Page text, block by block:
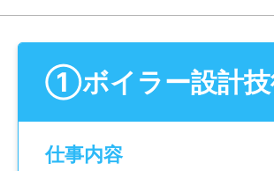
①ボイラー設計技
仕事内容